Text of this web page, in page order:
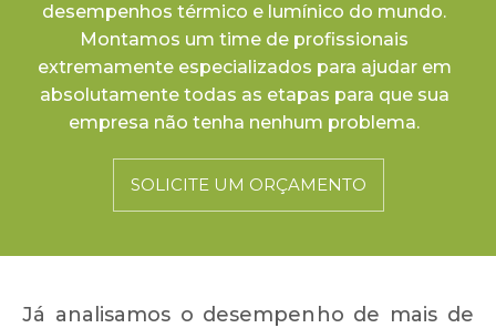
desempenhos térmico e lumínico do mundo.
Montamos um time de profissionais
extremamente especializados para ajudar em
absolutamente todas as etapas para que sua
empresa não tenha nenhum problema.
SOLICITE UM ORÇAMENTO
Já analisamos o desempenho de mais de